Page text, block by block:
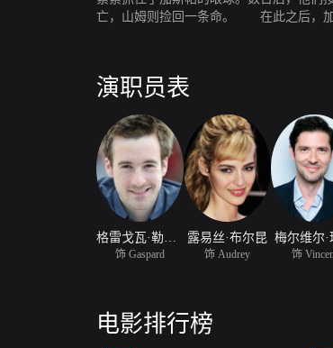
亡，山姆则捡回一条命。 在此之后，加
演职员表
饰 Gaspard
露易丝·布尔昆
饰 Audrey
梅尔维尔·
饰
电影排行榜